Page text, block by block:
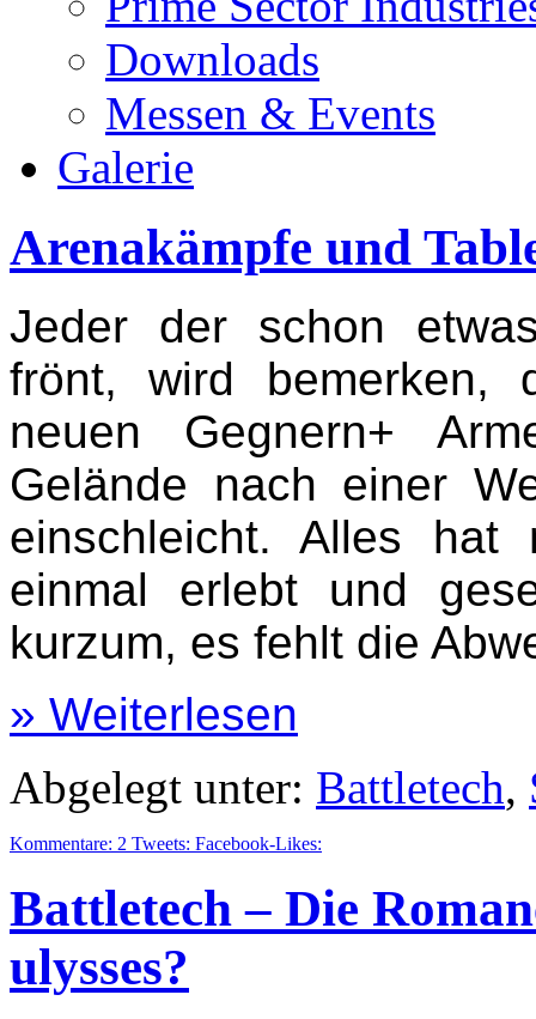
Downloads
Messen & Events
Galerie
Arenakämpfe und
Jeder der schon
frönt, wird bemerken,
neuen Gegnern+
Gelände nach einer
einschleicht. Alles
einmal erlebt und
kurzum, es fehlt die
» Weiterlesen
Abgelegt unter: Battletech,
Kommentare: 2 Tweets: Facebook-Likes:
Battletech – Die
ulysses?